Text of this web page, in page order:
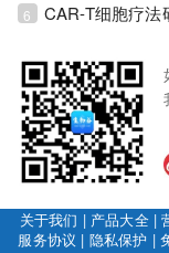
6 CAR-T细胞疗法
关于我们 | 产品大全|
服务协议 | 隐私保护 |